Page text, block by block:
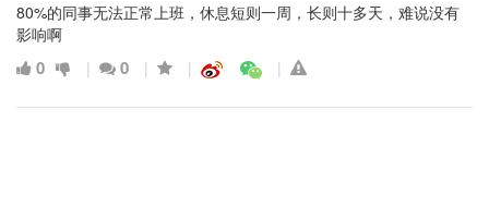
80%的同事无法正常上班，休息短则一周，长则十多天，难说没有
影响啊
0 | 0 | | |